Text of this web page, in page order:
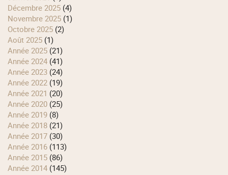
décembre 2025 (4)
novembre 2025 (1)
octobre 2025 (2)
août 2025 (1)
année 2025 (21)
année 2024 (41)
année 2023 (24)
année 2022 (19)
année 2021 (20)
année 2020 (25)
année 2019 (8)
année 2018 (21)
année 2017 (30)
année 2016 (113)
année 2015 (86)
année 2014 (145)